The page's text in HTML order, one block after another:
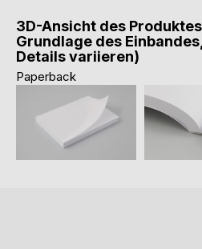
3D-Ansicht des
Grundlage des
Details variieren)
Paperback